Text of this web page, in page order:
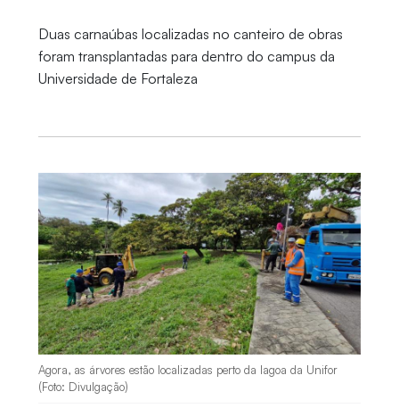
Duas carnaúbas localizadas no canteiro de obras
foram transplantadas para dentro do campus da
Universidade de Fortaleza
Agora, as árvores estão localizadas perto da lagoa da Unifor
(Foto: Divulgação)